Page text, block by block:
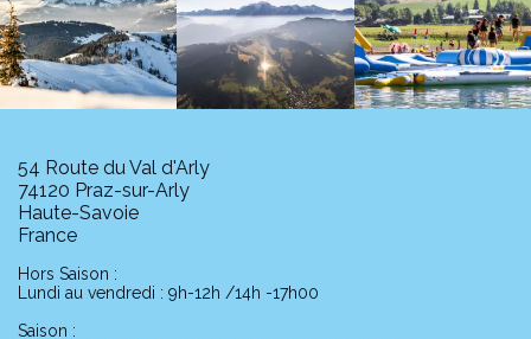
54 Route du Val d'Arly
74120 Praz-sur-Arly
Haute-Savoie
France
Hors Saison :
Lundi au vendredi : 9h-12h /14h -17h00
Saison :